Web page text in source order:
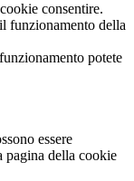
consentire.
funzionamento della
potete
essere
pagina della cookie